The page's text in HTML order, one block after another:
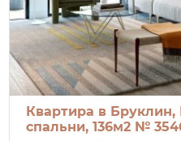
Квартира в
спальни, 136м2 №